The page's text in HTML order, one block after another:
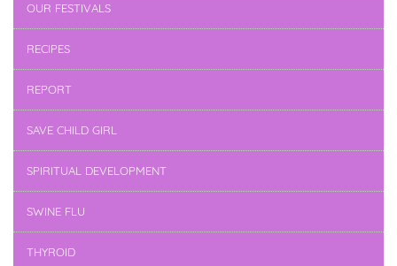
OUR FESTIVALS
RECIPES
REPORT
SAVE CHILD GIRL
SPIRITUAL DEVELOPMENT
SWINE FLU
THYROID